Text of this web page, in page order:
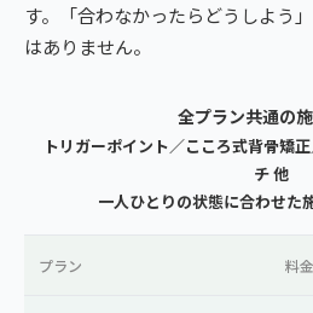
す。「合わなかったらどうしよう
はありません。
全プラン共通の
トリガーポイント／こころ式背骨矯
チ 他
一人ひとりの状態に合わせた
プラン 料